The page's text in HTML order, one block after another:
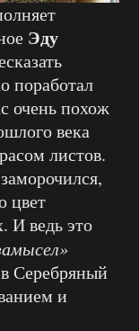
Эду
поработал
очень похож
века
листов.
цвет
И ведь это
Серебряный
и